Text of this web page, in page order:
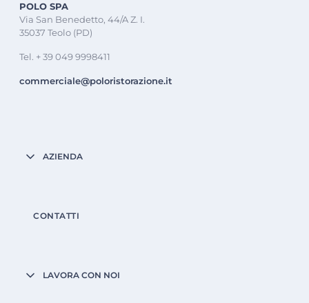
POLO SPA
Via San Benedetto, 44/A Z. I.
35037 Teolo (PD)
Tel. + 39 049 9998411
commerciale@poloristorazione.it
AZIENDA
CONTATTI
LAVORA CON NOI